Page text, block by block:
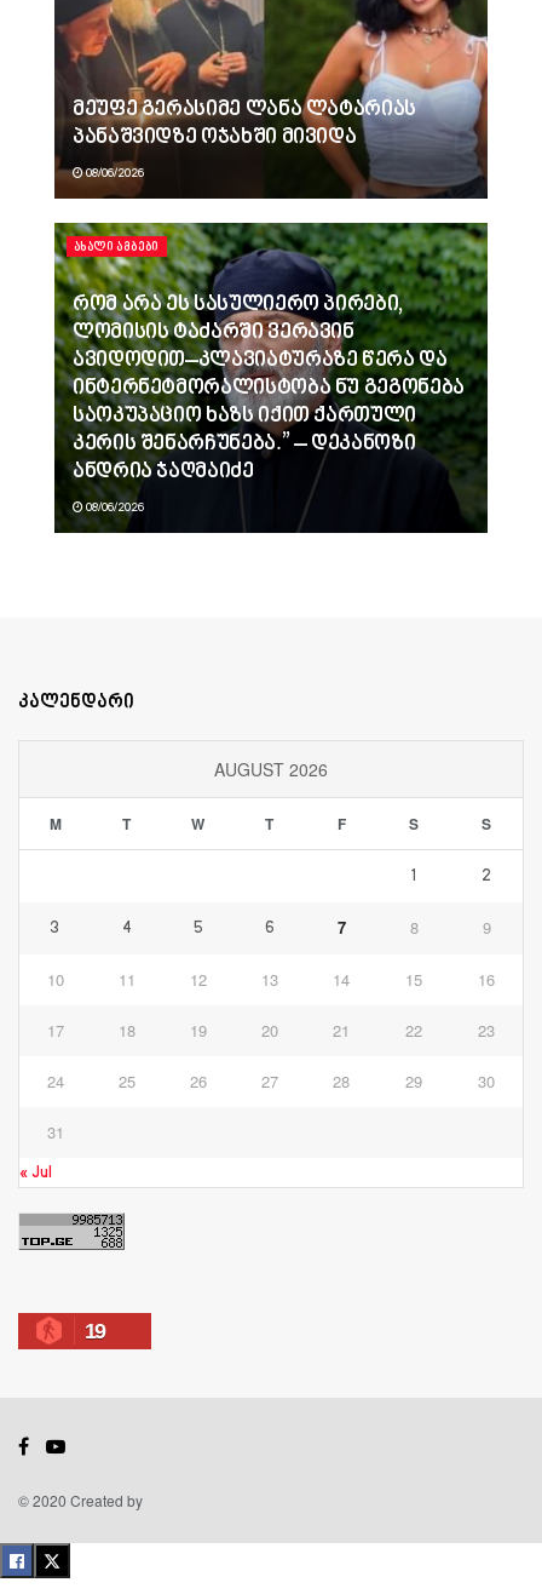
მეუფე გერასიმე ლანა ლატარიას
პანაშვიდზე ოჯახში მივიდა
08/06/2026
ᲐᲮᲐᲚᲘ ᲐᲛᲑᲔᲑᲘ
რომ არა ეს სასულიერო პირები,
ლომისის ტაძარში ვერავინ
ავიდოდით–კლავიატურაზე წერა და
ინტერნეტმორალისტობა ნუ გეგონება
საოკუპაციო ხაზს იქით ქართული
კერის შენარჩუნება.” – დეკანოზი
ანდრია ჯაღმაიძე
08/06/2026
კალენდარი
AUGUST 2026
M T W T F S S
1 2
3 4 5 6 7 8 9
10 11 12 13 14 15 16
17 18 19 20 21 22 23
24 25 26 27 28 29 30
31
« Jul
19
© 2020 Created by